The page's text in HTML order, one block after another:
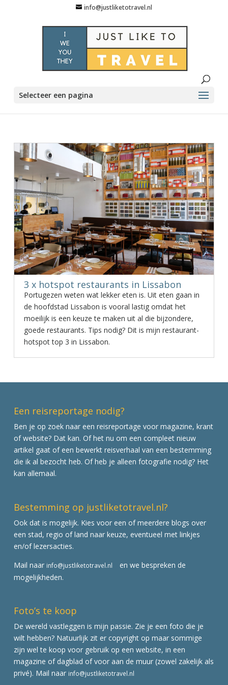
info@justliketotravel.nl
Selecteer een pagina
3 x hotspot restaurants in Lissabon
Portugezen weten wat lekker eten is. Uit eten gaan in
de hoofdstad Lissabon is vooral lastig omdat het
moeilijk is een keuze te maken uit al die bijzondere,
goede restaurants. Tips nodig? Dit is mijn restaurant-
hotspot top 3 in Lissabon.
Een reisreportage nodig?
Ben je op zoek naar een reisreportage voor magazine, krant
of website? Dat kan. Of het nu om een compleet nieuw
artikel gaat of een bewerkt reisverhaal van een bestemming
die ik al bezocht heb. Of heb je alleen fotografie nodig? Het
kan allemaal.
Bestemming op justliketotravel.nl?
Ook dat is mogelijk. Kies voor een of meerdere blogs over
een stad, regio of land naar keuze, eventueel met linkjes
en/of lezersacties.
Mail naar info@justliketotravel.nl
en we bespreken de
mogelijkheden.
Foto’s te koop
De wereld vastleggen is mijn passie. Zie je een foto die je
wilt hebben? Natuurlijk zit er copyright op maar sommige
zijn wel te koop voor gebruik op een website, in een
magazine of dagblad of voor aan de muur (zowel zakelijk als
privé). Mail naar info@justliketotravel.nl